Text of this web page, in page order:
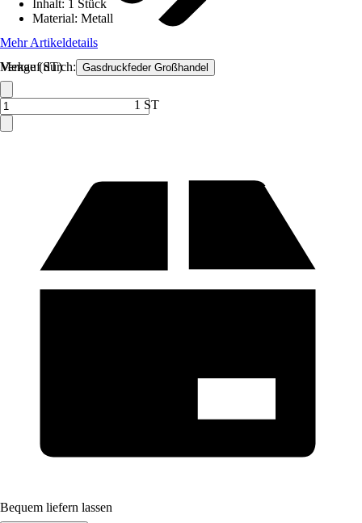
Verkauf durch: Gasdruckfeder Großhandel
Inhalt: 1 Stück
Material: Metall
Mehr Artikeldetails
Menge (ST)
1 ST
Bequem liefern lassen